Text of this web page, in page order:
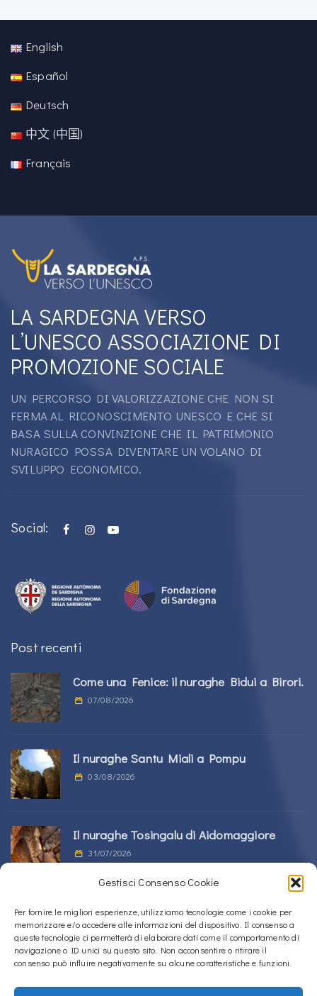
Gestisci Consenso Cookie
Per fornire le migliori esperienze, utilizziamo tecnologie come i cookie per
memorizzare e/o accedere alle informazioni del dispositivo. Il consenso a
queste tecnologie ci permetterà di elaborare dati come il comportamento di
navigazione o ID unici su questo sito. Non acconsentire o ritirare il
consenso può influire negativamente su alcune caratteristiche e funzioni.
English
Español
Deutsch
中文 (中国)
Français
LA SARDEGNA VERSO
L’UNESCO ASSOCIAZIONE DI
PROMOZIONE SOCIALE
UN PERCORSO DI VALORIZZAZIONE CHE NON SI
FERMA AL RICONOSCIMENTO UNESCO E CHE SI
BASA SULLA CONVINZIONE CHE IL PATRIMONIO
NURAGICO POSSA DIVENTARE UN VOLANO DI
SVILUPPO ECONOMICO.
Social:
Post recenti
Come una Fenice: il nuraghe Bidui a Birori.
07/08/2026
Il nuraghe Santu Miali a Pompu
03/08/2026
Il nuraghe Tosingalu di Aidomaggiore
31/07/2026
La tomba di giganti s’Ortali ‘e su Monte a
Tortolì
21/07/2026